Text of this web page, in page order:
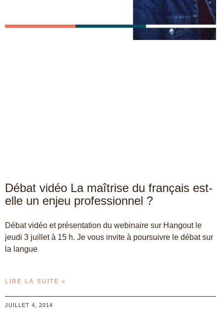
Débat vidéo La maîtrise du français est-
elle un enjeu professionnel ?
Débat vidéo et présentation du webinaire sur Hangout le
jeudi 3 juillet à 15 h. Je vous invite à poursuivre le débat sur
la langue
LIRE LA SUITE »
JUILLET 4, 2014